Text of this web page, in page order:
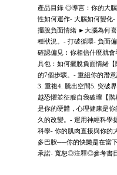
產品目錄 ◎導言：你的大
性如何運作- 大腦如何變化-
擺脫負面情緒 ►大腦為何
種狀況。- 打破循環- 負面
確認偏見︰你相信什麼就
具包：如何擺脫負面情緒
的7個步驟。- 重組你的潛
3. 重複4. 騰出空間5. 突破
越恐懼並征服自我破壞【
是你的硬體，心理健康是
久的改變。- 運用神經科學
科學- 你的肌肉直接與你的
多巴胺──你的快樂是在當
承諾- 寬恕◎注釋◎參考書